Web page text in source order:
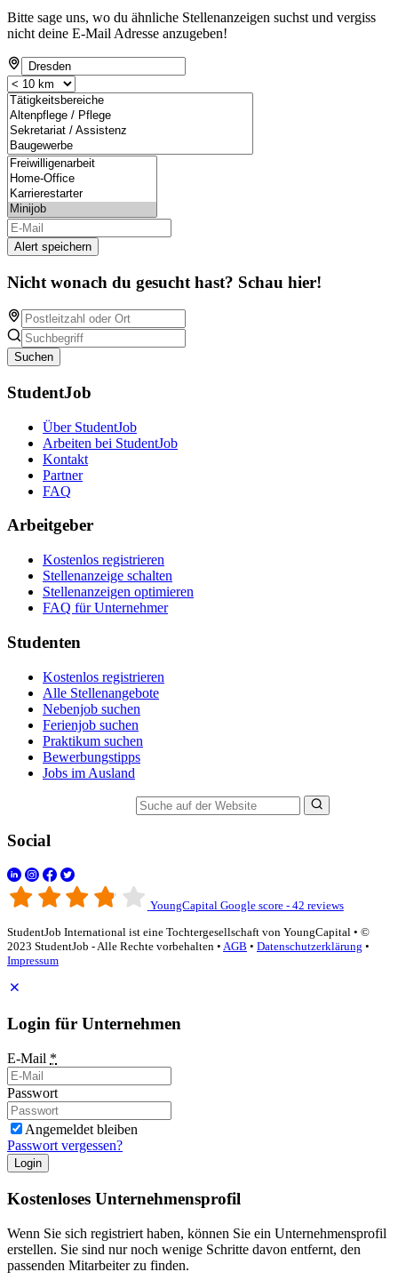
Bitte sage uns, wo du ähnliche Stellenanzeigen suchst und vergiss
nicht deine E-Mail Adresse anzugeben!
Alert speichern
Nicht wonach du gesucht hast? Schau hier!
Suchen
StudentJob
Über StudentJob
Arbeiten bei StudentJob
Kontakt
Partner
FAQ
Arbeitgeber
Kostenlos registrieren
Stellenanzeige schalten
Stellenanzeigen optimieren
FAQ für Unternehmer
Studenten
Kostenlos registrieren
Alle Stellenangebote
Nebenjob suchen
Ferienjob suchen
Praktikum suchen
Bewerbungstipps
Jobs im Ausland
Social
YoungCapital Google score - 42 reviews
StudentJob International ist eine Tochtergesellschaft von YoungCapital • ©
2023 StudentJob - Alle Rechte vorbehalten • AGB • Datenschutzerklärung •
Impressum
Login für Unternehmen
E-Mail *
Passwort
Angemeldet bleiben
Passwort vergessen?
Login
Kostenloses Unternehmensprofil
Wenn Sie sich registriert haben, können Sie ein Unternehmensprofil
erstellen. Sie sind nur noch wenige Schritte davon entfernt, den
passenden Mitarbeiter zu finden.